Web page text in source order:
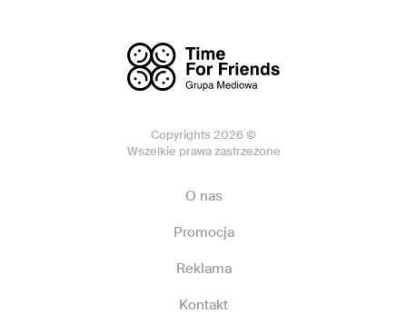
Copyrights 2026 ©
Wszelkie prawa zastrzeżone
O nas
Promocja
Reklama
Kontakt